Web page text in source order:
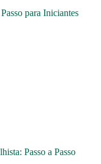
para Iniciantes
Passo a Passo